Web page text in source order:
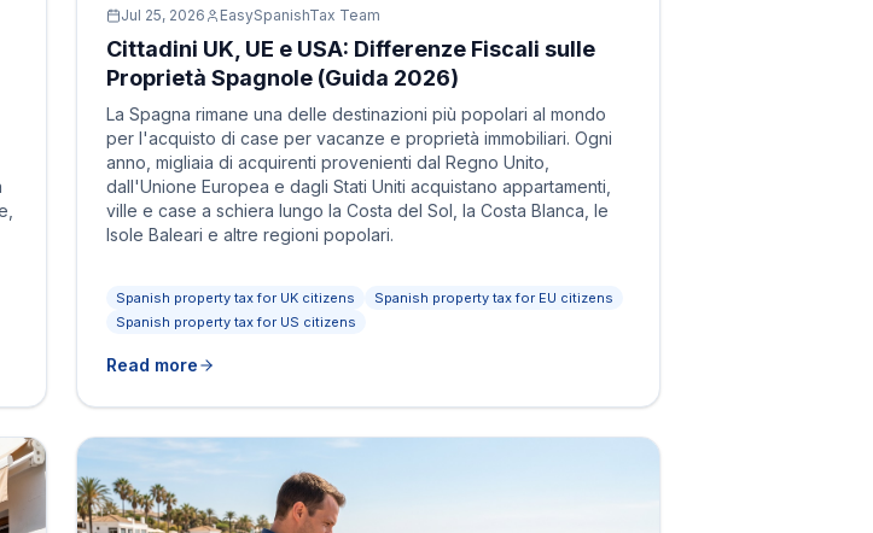
Jul 25, 2026 EasySpanishTax Team
Cittadini UK, UE e USA: Differenze Fiscali sulle
Proprietà Spagnole (Guida 2026)
La Spagna rimane una delle destinazioni più popolari al mondo
per l'acquisto di case per vacanze e proprietà immobiliari. Ogni
anno, migliaia di acquirenti provenienti dal Regno Unito,
dall'Unione Europea e dagli Stati Uniti acquistano appartamenti,
ville e case a schiera lungo la Costa del Sol, la Costa Blanca, le
Isole Baleari e altre regioni popolari.
Spanish property tax for UK citizens
Spanish property tax for EU citizens
Spanish property tax for US citizens
Read more